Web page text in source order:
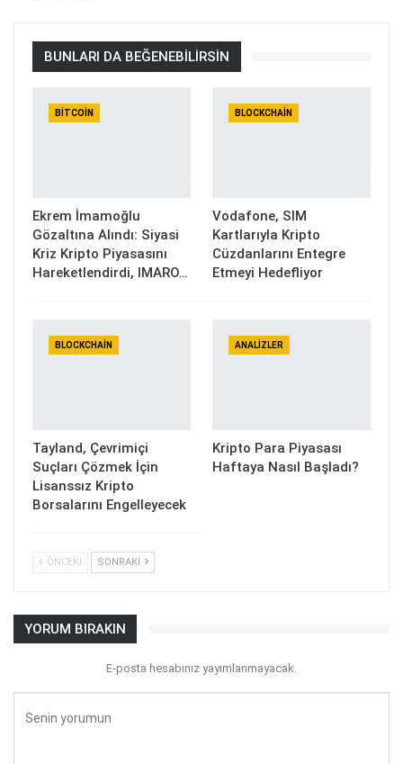
BUNLARI DA BEĞENEBILIRSIN
BITCOIN
Ekrem İmamoğlu
Gözaltına Alındı: Siyasi
Kriz Kripto Piyasasını
Hareketlendirdi, IMARO…
BLOCKCHAIN
Vodafone, SIM
Kartlarıyla Kripto
Cüzdanlarını Entegre
Etmeyi Hedefliyor
BLOCKCHAIN
Tayland, Çevrimiçi
Suçları Çözmek İçin
Lisanssız Kripto
Borsalarını Engelleyecek
ANALIZLER
Kripto Para Piyasası
Haftaya Nasıl Başladı?
ÖNCEKI SONRAKI
YORUM BIRAKIN
E-posta hesabınız yayımlanmayacak.